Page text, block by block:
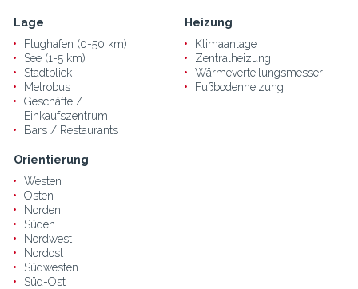
Lage
Flughafen (0-50 km)
See (1-5 km)
Stadtblick
Metrobus
Geschäfte /
Einkaufszentrum
Bars / Restaurants
Heizung
Klimaanlage
Zentralheizung
Wärmeverteilungsmesser
Fußbodenheizung
Orientierung
Westen
Osten
Norden
Süden
Nordwest
Nordost
Südwesten
Süd-Ost